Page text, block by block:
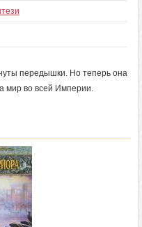
передышки. Но теперь она
мир во всей Империи.